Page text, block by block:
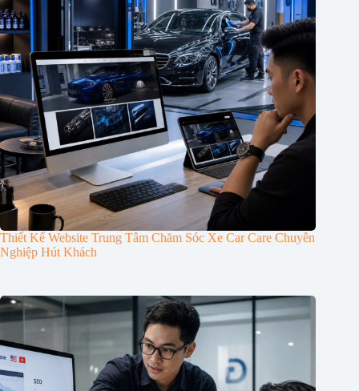
Thiết Kế Website Trung Tâm Chăm Sóc Xe Car Care Chuyên
Nghiệp Hút Khách